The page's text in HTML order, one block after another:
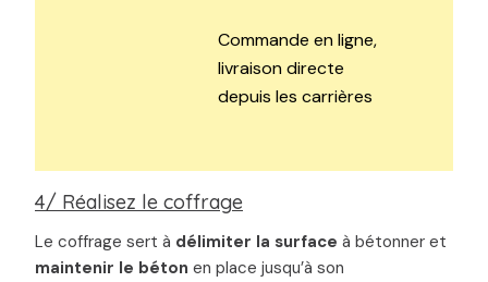
Commande en ligne,
livraison directe
depuis les carrières
4/ Réalisez le coffrage
Le coffrage sert à délimiter la surface à bétonner et
maintenir le béton en place jusqu’à son